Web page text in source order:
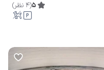
5
(
4 نظر)